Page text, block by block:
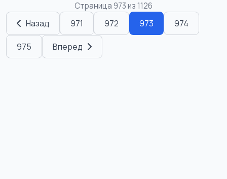
Страница 973 из 1126
Назад 971 972 973 974
975 Вперед